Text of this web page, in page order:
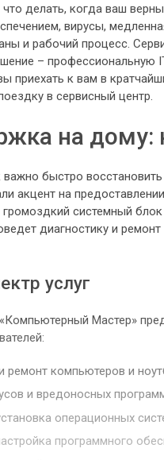
что делать, когда ваш
вирусы,
и рабочий процесс.
– профессиональную
приехать к вам в
в сервисный центр.
на дому:
быстро
акцент на
громоздкий системный
диагностику и
услуг
Мастер»
ремонт компьютеров и
и вредоносных
операционных
программного